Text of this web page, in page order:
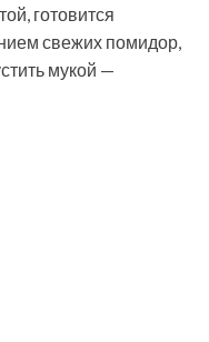
готовится
свежих помидор,
мукой —